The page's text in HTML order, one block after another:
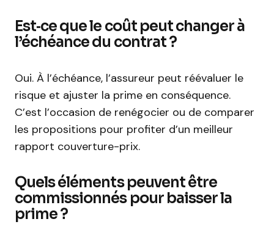
Est‑ce que le coût peut changer à
l’échéance du contrat ?
Oui. À l’échéance, l’assureur peut réévaluer le
risque et ajuster la prime en conséquence.
C’est l’occasion de renégocier ou de comparer
les propositions pour profiter d’un meilleur
rapport couverture-prix.
Quels éléments peuvent être
commissionnés pour baisser la
prime ?